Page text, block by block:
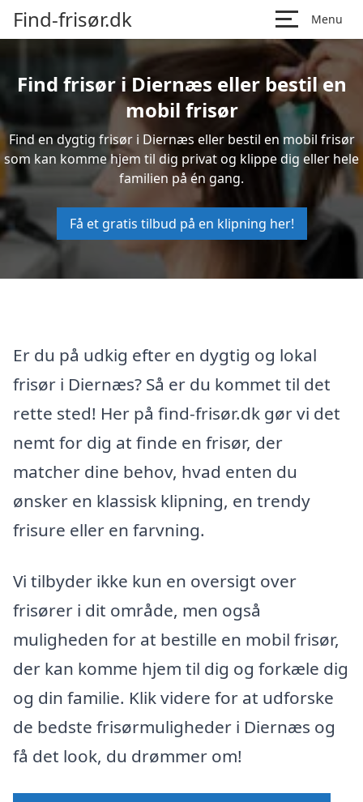
Find-frisør.dk Menu
Find frisør i Diernæs eller bestil en
mobil frisør
Find en dygtig frisør i Diernæs eller bestil en mobil frisør
som kan komme hjem til dig privat og klippe dig eller hele
familien på én gang.
Få et gratis tilbud på en klipning her!
Er du på udkig efter en dygtig og lokal
frisør i Diernæs? Så er du kommet til det
rette sted! Her på find-frisør.dk gør vi det
nemt for dig at finde en frisør, der
matcher dine behov, hvad enten du
ønsker en klassisk klipning, en trendy
frisure eller en farvning.
Vi tilbyder ikke kun en oversigt over
frisører i dit område, men også
muligheden for at bestille en mobil frisør,
der kan komme hjem til dig og forkæle dig
og din familie. Klik videre for at udforske
de bedste frisørmuligheder i Diernæs og
få det look, du drømmer om!